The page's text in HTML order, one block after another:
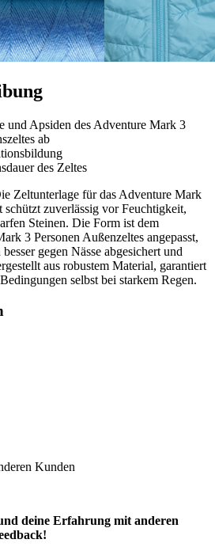
und Apsiden des Adventure Mark 3
ab
des Zeltes
Zeltunterlage für das Adventure Mark
schützt zuverlässig vor Feuchtigkeit,
Steinen. Die Form ist dem
3 Personen Außenzeltes angepasst,
gegen Nässe abgesichert und
aus robustem Material, garantiert
selbst bei starkem Regen.
Kunden
deine Erfahrung mit anderen